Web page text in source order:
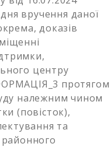
вручення даної
доказів
центру
протягом
належним чином
(повісток),
та
районного